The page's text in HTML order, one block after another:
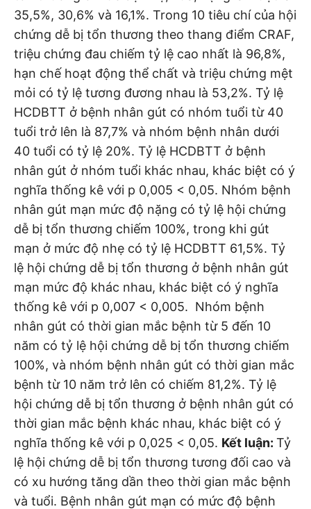
35,5%, 30,6% và 16,1%. Trong 10 tiêu chí của hội
chứng dễ bị tổn thương theo thang điểm CRAF,
triệu chứng đau chiếm tỷ lệ cao nhất là 96,8%,
hạn chế hoạt động thể chất và triệu chứng mệt
mỏi có tỷ lệ tương đương nhau là 53,2%. Tỷ lệ
HCDBTT ở bệnh nhân gút có nhóm tuổi từ 40
tuổi trở lên là 87,7% và nhóm bệnh nhân dưới
40 tuổi có tỷ lệ 20%. Tỷ lệ HCDBTT ở bệnh
nhân gút ở nhóm tuổi khác nhau, khác biệt có ý
nghĩa thống kê với p 0,005 < 0,05. Nhóm bệnh
nhân gút mạn mức độ nặng có tỷ lệ hội chứng
dễ bị tổn thương chiếm 100%, trong khi gút
mạn ở mức độ nhẹ có tỷ lệ HCDBTT 61,5%. Tỷ
lệ hội chứng dễ bị tổn thương ở bệnh nhân gút
mạn mức độ khác nhau, khác biệt có ý nghĩa
thống kê với p 0,007 < 0,005. Nhóm bệnh
nhân gút có thời gian mắc bệnh từ 5 đến 10
năm có tỷ lệ hội chứng dễ bị tổn thương chiếm
100%, và nhóm bệnh nhân gút có thời gian mắc
bệnh từ 10 năm trở lên có chiếm 81,2%. Tỷ lệ
hội chứng dễ bị tổn thương ở bệnh nhân gút có
thời gian mắc bệnh khác nhau, khác biệt có ý
nghĩa thống kê với p 0,025 < 0,05. Kết luận: Tỷ
lệ hội chứng dễ bị tổn thương tương đối cao và
có xu hướng tăng dần theo thời gian mắc bệnh
và tuổi. Bệnh nhân gút mạn có mức độ bệnh